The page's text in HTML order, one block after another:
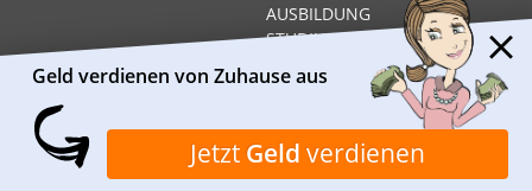
AUSBILDUNG
STUDIUM
GEHÄLTER
Impressum Datenschutz Kontakt
Über Heimarbeit.de
© 2026I❶I Heimarbeit.de
Geld verdienen von Zuhause aus
Jetzt Geld verdienen